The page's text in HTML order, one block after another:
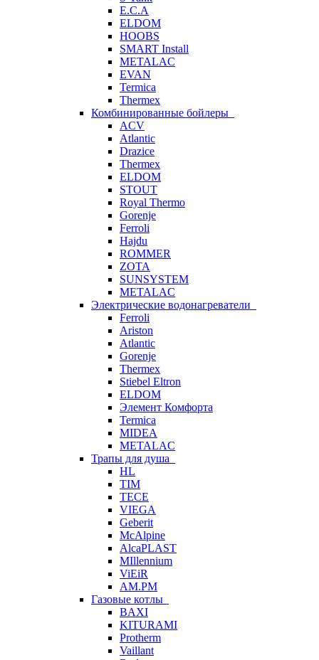
E.C.A
ELDOM
HOOBS
SMART Install
METALAC
EVAN
Termica
Thermex
Комбинированные бойлеры
ACV
Atlantic
Drazice
Thermex
ELDOM
STOUT
Royal Thermo
Gorenje
Ferroli
Hajdu
ROMMER
ZOTA
SUNSYSTEM
METALAC
Электрические водонагреватели
Ferroli
Ariston
Atlantic
Gorenje
Thermex
Stiebel Eltron
ELDOM
Элемент Комфорта
Termica
MIDEA
METALAC
Трапы для душа
HL
TIM
TECE
VIEGA
Geberit
McAlpine
AlcaPLAST
MIllennium
ViEiR
AM.PM
Газовые котлы
BAXI
KITURAMI
Protherm
Vaillant